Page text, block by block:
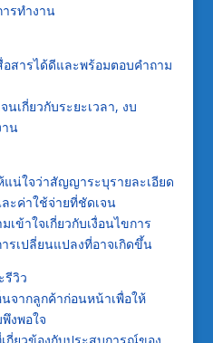
รทำงาน
อสารได้ดีและพร้อมตอบคำถาม
เกี่ยวกับระยะเวลา, งบ
น
แน่ใจว่าสัญญาระบุรายละเอียด
ะค่าใช้จ่ายที่ชัดเจน
เข้าใจเกี่ยวกับเงื่อนไขการ
รเปลี่ยนแปลงที่อาจเกิดขึ้น
รีวิว
จากลูกค้าก่อนหน้าเพื่อให้
งพอใจ